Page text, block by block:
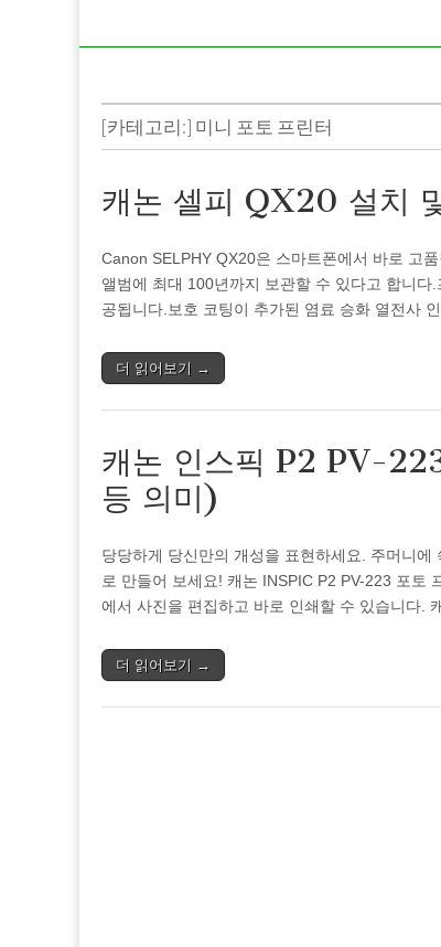
[카테고리:] 미니 포토 프린터
캐논 셀피 QX20 설치
Canon SELPHY QX20은 스마트폰에서 바로 고
앨범에 최대 100년까지 보관할 수 있다고 합니
공됩니다.보호 코팅이 추가된 염료 승화 열전사
더 읽어보기 →
캐논 인스픽 P2 PV-
등 의미)
당당하게 당신만의 개성을 표현하세요. 주머니
로 만들어 보세요! 캐논 INSPIC P2 PV-223 포토
에서 사진을 편집하고 바로 인쇄할 수 있습니다.
더 읽어보기 →